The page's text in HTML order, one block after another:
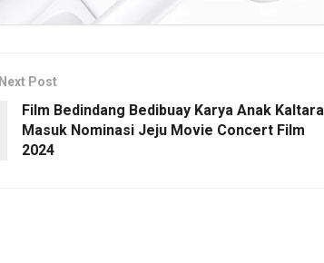
Next Post
Film Bedindang Bedibuay Karya Anak Kaltara
Masuk Nominasi Jeju Movie Concert Film
2024